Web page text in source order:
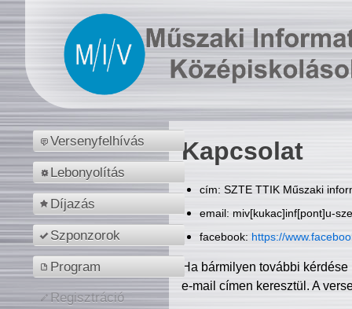
Versenyfelhívás
Lebonyolítás
Díjazás
Szponzorok
Program
Regisztráció
Kapcsolat
cím: SZTE TTIK Műszaki
email: miv[kukac]inf[pont]u-
facebook: https://
Ha bármilyen további
e-mail címen keresztül. A